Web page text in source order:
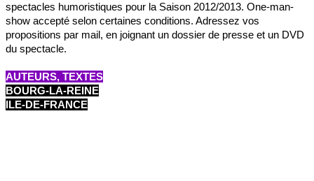
spectacles humoristiques pour la Saison 2012/2013. One-man-
show accepté selon certaines conditions. Adressez vos
propositions par mail, en joignant un dossier de presse et un DVD
du spectacle.
AUTEURS, TEXTES
BOURG-LA-REINE
ILE-DE-FRANCE